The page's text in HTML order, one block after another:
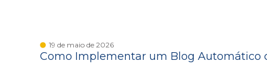
19 de maio de 2026
Como Implementar um Blog Automático